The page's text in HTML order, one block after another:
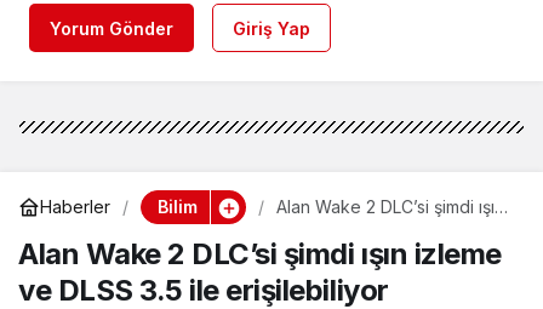
Yorum Gönder Giriş Yap
Haberler Bilim
Alan Wake 2 DLC’si şimdi ışın
erişilebiliyor
Alan Wake 2 DLC’si şimdi ışın izleme
ve DLSS 3.5 ile erişilebiliyor